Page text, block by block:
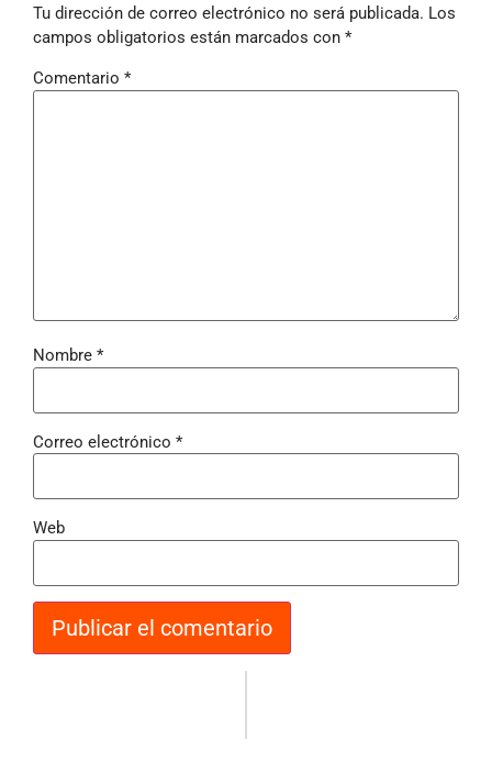
Tu dirección de correo electrónico no será publicada. Los
campos obligatorios están marcados con *
Comentario *
Nombre *
Correo electrónico *
Web